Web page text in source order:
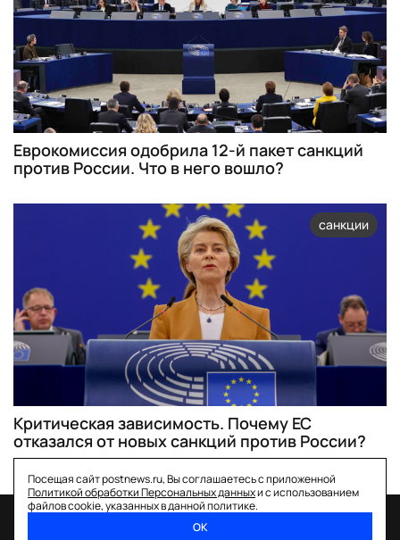
Еврокомиссия одобрила 12-й пакет санкций
против России. Что в него вошло?
санкции
Критическая зависимость. Почему ЕС
отказался от новых санкций против России?
Посещая сайт postnews.ru, Вы соглашаетесь с приложенной
Политикой обработки Персональных данныхи с использованием
файлов cookie, указанных в данной политике.
ОК